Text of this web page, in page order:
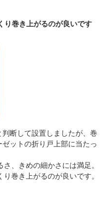
り巻き上がるのが良いです
断して設置しましたが、巻
ットの折り戸上部に当たっ
、きめの細かさには満足。
巻き上がるのが良いです。